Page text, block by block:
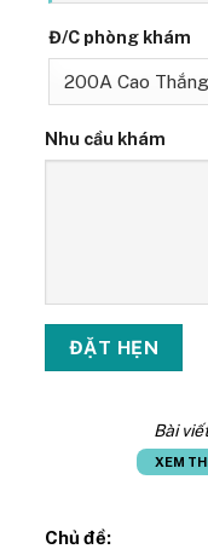
Đ/C phòng khám
Nhu cầu khám
Bài
XEM
Chủ đề: